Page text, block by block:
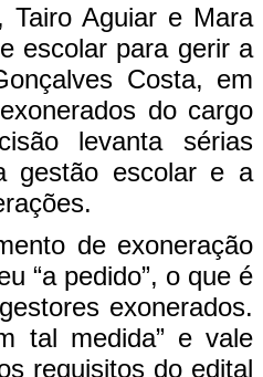
Tairo Aguiar e Mara
escolar para gerir a
Costa, em
do cargo
levanta sérias
gestão escolar e a
de exoneração
“a pedido”, o que é
exonerados.
tal medida” e vale
requisitos do edital